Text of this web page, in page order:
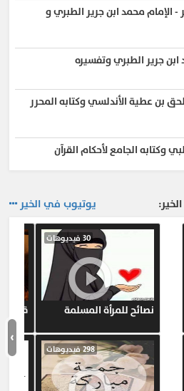
- الإمام محمد ابن جرير الطبري و
ابن جرير الطبري وتفسيره
بن عطية الأندلسي وكتابه المحرر
وكتابه الجامع لأحكام القرآن
بن الجوزي و كتابه زاد المسير
الزمخشري و تفسيره الكشاف
الأندلسي وتفسيره البحر المحيط
وتفسيره معالم التنزيل
يوتيوب في الخير
نصائح للمرأة المسلمة
30 فيديوهات
298 فيديوهات ›